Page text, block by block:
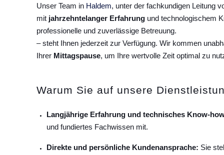
Unser Team in Haldem, unter der fachkundigen Leitung
mit jahrzehntelanger Erfahrung und technologischem
professionelle und zuverlässige Betreuung.
– steht Ihnen jederzeit zur Verfügung. Wir kommen
Ihrer Mittagspause, um Ihre wertvolle Zeit optimal zu
Warum Sie auf unsere
Langjährige Erfahrung und technisches Know-
und fundiertes Fachwissen mit.
Direkte und persönliche Kundenansprache: Sie